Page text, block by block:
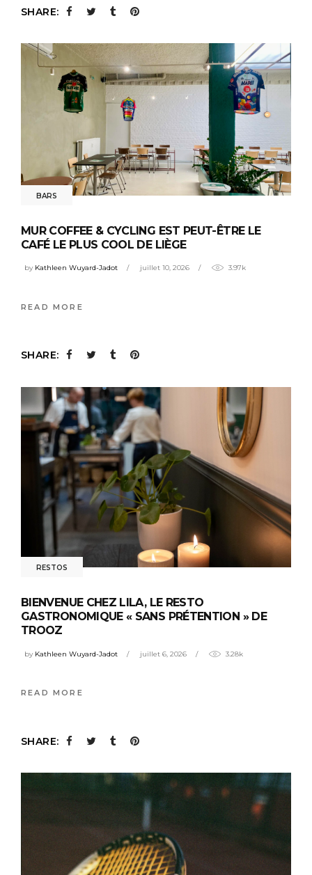
SHARE:
BARS
MUR COFFEE & CYCLING EST PEUT-ÊTRE LE
CAFÉ LE PLUS COOL DE LIÈGE
by Kathleen Wuyard-Jadot juillet 10, 2026 3.97k
READ MORE
SHARE:
RESTOS
BIENVENUE CHEZ LILA, LE RESTO
GASTRONOMIQUE « SANS PRÉTENTION » DE
TROOZ
by Kathleen Wuyard-Jadot juillet 6, 2026 3.28k
READ MORE
SHARE: